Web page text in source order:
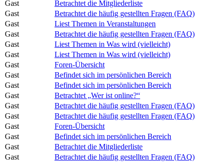
Gast
Betrachtet die Mitgliederliste
Gast
Betrachtet die häufig gestellten Fragen (FAQ)
Gast
Liest Themen in Veranstaltungen
Gast
Betrachtet die häufig gestellten Fragen (FAQ)
Gast
Liest Themen in Was wird (vielleicht)
Gast
Liest Themen in Was wird (vielleicht)
Gast
Foren-Übersicht
Gast
Befindet sich im persönlichen Bereich
Gast
Befindet sich im persönlichen Bereich
Gast
Betrachtet „Wer ist online?“
Gast
Betrachtet die häufig gestellten Fragen (FAQ)
Gast
Betrachtet die häufig gestellten Fragen (FAQ)
Gast
Foren-Übersicht
Gast
Befindet sich im persönlichen Bereich
Gast
Betrachtet die Mitgliederliste
Gast
Betrachtet die häufig gestellten Fragen (FAQ)